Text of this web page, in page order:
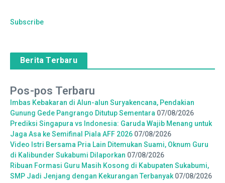
Subscribe
Berita Terbaru
Pos-pos Terbaru
Imbas Kebakaran di Alun-alun Suryakencana, Pendakian
Gunung Gede Pangrango Ditutup Sementara 07/08/2026
Prediksi Singapura vs Indonesia: Garuda Wajib Menang untuk
Jaga Asa ke Semifinal Piala AFF 2026 07/08/2026
Video Istri Bersama Pria Lain Ditemukan Suami, Oknum Guru
di Kalibunder Sukabumi Dilaporkan 07/08/2026
Ribuan Formasi Guru Masih Kosong di Kabupaten Sukabumi,
SMP Jadi Jenjang dengan Kekurangan Terbanyak 07/08/2026